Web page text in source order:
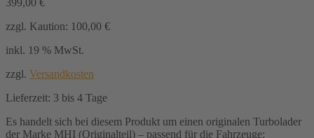
399,00 €
zzgl. Kaution: 100,00 €
inkl. 19 % MwSt.
zzgl. Versandkosten
Lieferzeit: 3 bis 4 Tage
Es handelt sich bei diesem Produkt um einen originalen Turbolader
der Marke MHI (Originalteil) – passend für die Fahrzeuge: